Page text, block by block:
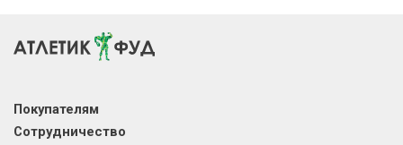
Покупателям
Сотрудничество